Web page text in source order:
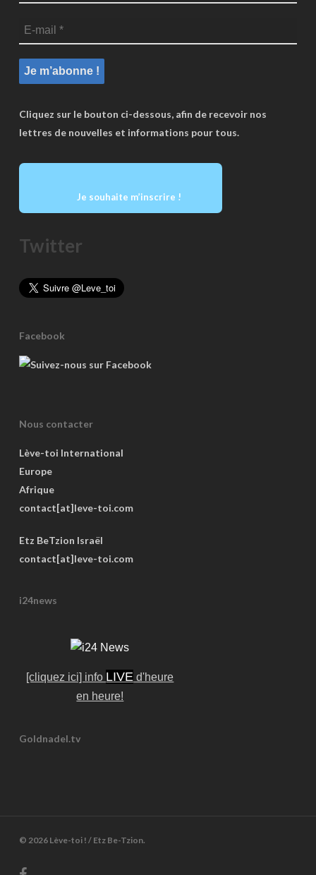
Cliquez sur le bouton ci-dessous, afin de recevoir nos
lettres de nouvelles et informations pour tous.
Je souhaite m’inscrire !
Twitter
Facebook
Nous contacter
Lève-toi International
Europe
Afrique
contact[at]leve-toi.com
Etz BeTzion Israël
contact[at]leve-toi.com
i24news
[cliquez ici] info LIVE d'heure
en heure!
Goldnadel.tv
© 2026 Lève-toi ! / Etz Be-Tzion.
facebook